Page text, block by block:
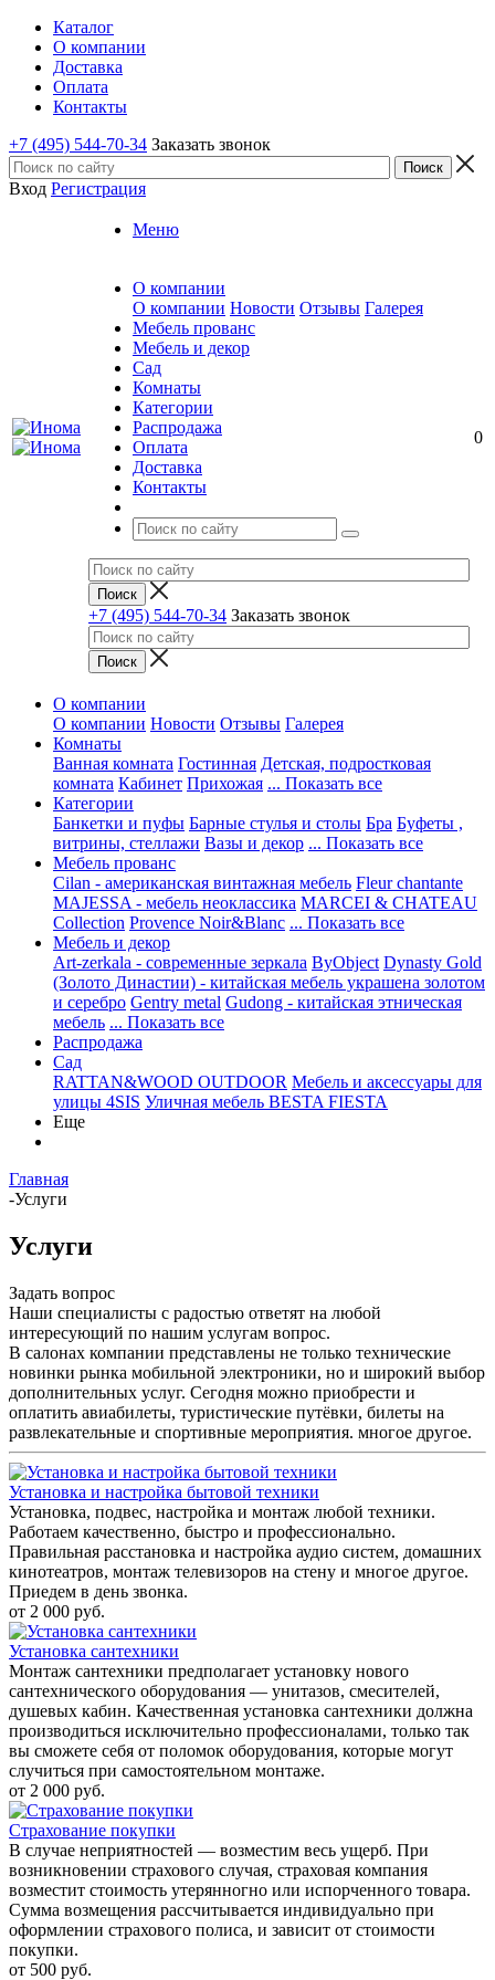
Каталог
О компании
Доставка
Оплата
Контакты
+7 (495) 544-70-34 Заказать звонок
Вход Регистрация
Меню
О компании
О компании Новости Отзывы Галерея
Мебель прованс
Мебель и декор
Сад
Комнаты
Категории
Распродажа
Оплата
Доставка
Контакты
+7 (495) 544-70-34 Заказать звонок
0
О компании
О компании Новости Отзывы Галерея
Комнаты
Ванная комната Гостинная Детская, подростковая
комната Кабинет Прихожая ... Показать все
Категории
Банкетки и пуфы Барные стулья и столы Бра Буфеты ,
витрины, стеллажи Вазы и декор ... Показать все
Мебель прованс
Cilan - американская винтажная мебель Fleur chantante
MAJESSA - мебель неоклассика MARCEI & CHATEAU
Collection Provence Noir&Blanc ... Показать все
Мебель и декор
Art-zerkala - современные зеркала ByObject Dynasty Gold
(Золото Династии) - китайская мебель украшена золотом
и серебро Gentry metal Gudong - китайская этническая
мебель ... Показать все
Распродажа
Сад
RATTAN&WOOD OUTDOOR Мебель и аксессуары для
улицы 4SIS Уличная мебель BESTA FIESTA
Еще
Главная
-Услуги
Услуги
Задать вопрос
Наши специалисты с радостью ответят на любой
интересующий по нашим услугам вопрос.
В салонах компании представлены не только технические
новинки рынка мобильной электроники, но и широкий выбор
дополнительных услуг. Сегодня можно приобрести и
оплатить авиабилеты, туристические путёвки, билеты на
развлекательные и спортивные мероприятия. многое другое.
Установка и настройка бытовой техники
Установка, подвес, настройка и монтаж любой техники.
Работаем качественно, быстро и профессионально.
Правильная расстановка и настройка аудио систем, домашних
кинотеатров, монтаж телевизоров на стену и многое другое.
Приедем в день звонка.
от 2 000 руб.
Установка сантехники
Монтаж сантехники предполагает установку нового
сантехнического оборудования — унитазов, смесителей,
душевых кабин. Качественная установка сантехники должна
производиться исключительно профессионалами, только так
вы сможете себя от поломок оборудования, которые могут
случиться при самостоятельном монтаже.
от 2 000 руб.
Страхование покупки
В случае неприятностей — возместим весь ущерб. При
возникновении страхового случая, страховая компания
возместит стоимость утерянногно или испорченного товара.
Сумма возмещения рассчитывается индивидуально при
оформлении страхового полиса, и зависит от стоимости
покупки.
от 500 руб.